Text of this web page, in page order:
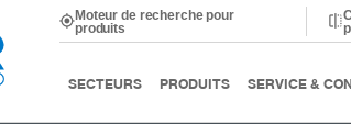
Moteur de recherche pour
produits
SECTEURS PRODUITS SERVICE &
nous Zimmer Group Awards